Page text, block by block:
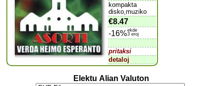
kompakta
disko,muziko
€8.47
-16%ekde
3 eroj
pritaksi
detaloj
Elektu Alian Valuton